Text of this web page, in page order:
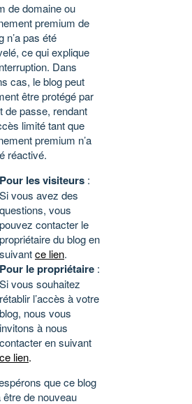
de domaine ou
premium de
n’a pas été
ce qui explique
Dans
cas, le blog peut
être protégé par
de passe, rendant
limité tant que
premium n’a
réactivé.
Pour les visiteurs :
Si vous avez des
questions, vous
pouvez contacter le
propriétaire du blog en
suivantce lien.
Pour le propriétaire :
Si vous souhaitez
rétablir l’accès à votre
blog, nous vous
invitons à nous
contacter en suivant
ce lien.
que ce blog
être de nouveau